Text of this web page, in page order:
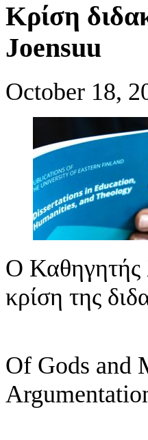
Κρίση
Joensuu
October 18,
Ο Καθηγητής
κρίση της
Of Gods and